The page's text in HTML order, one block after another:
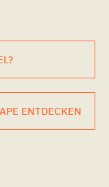
ENTDECKEN